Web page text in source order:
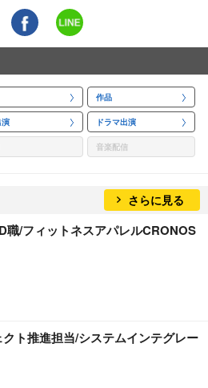
作品
ドラマ出演
音楽配信
さらに見る
職/フィットネスアパレルCRONOS
ト推進担当/システムインテグレー